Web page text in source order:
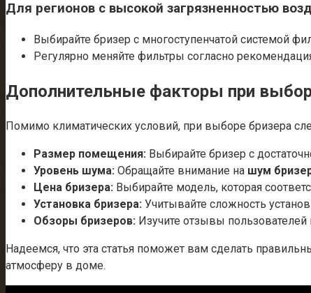
Для регионов с высокой загрязненностью
Выбирайте бризер с многоступенчатой системой
Регулярно меняйте фильтры согласно
Дополнительные факторы при
Помимо климатических условий, при выборе бризера
Размер помещения: Выбирайте бризер с
Уровень шума: Обращайте внимание на шум
Цена бризера: Выбирайте модель, которая
Установка бризера: Учитывайте сложность
Обзоры бризеров: Изучите отзывы пользователей
Надеемся, что эта статья поможет вам сделать
атмосферу в доме.